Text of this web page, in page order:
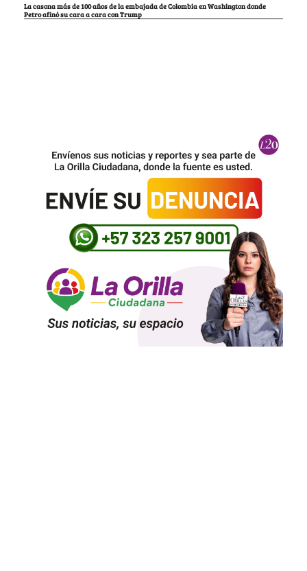
La casona más de 100 años de la embajada de Colombia en Washington donde
Petro afinó su cara a cara con Trump